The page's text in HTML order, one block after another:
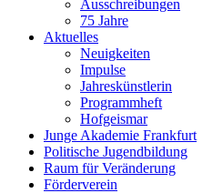
Ausschreibungen
75 Jahre
Aktuelles
Neuigkeiten
Impulse
Jahreskünstlerin
Programmheft
Hofgeismar
Junge Akademie Frankfurt
Politische Jugendbildung
Raum für Veränderung
Förderverein